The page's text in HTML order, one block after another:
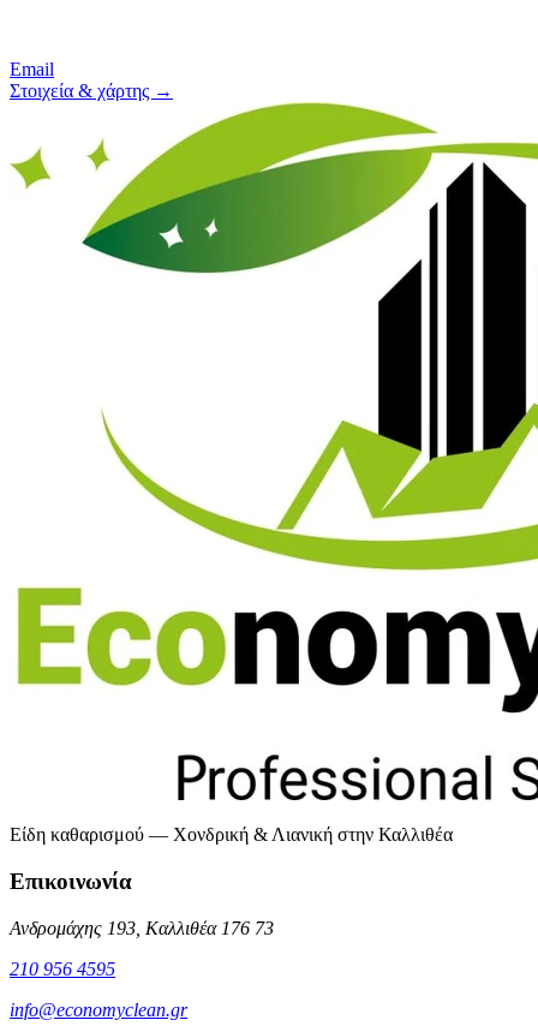
Email
Στοιχεία & χάρτης →
Είδη καθαρισμού — Χονδρική & Λιανική στην Καλλιθέα
Επικοινωνία
Ανδρομάχης 193, Καλλιθέα 176 73
210 956 4595
info@economyclean.gr